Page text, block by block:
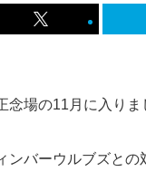
念場の11月に入りま
ンバーウルブズとの